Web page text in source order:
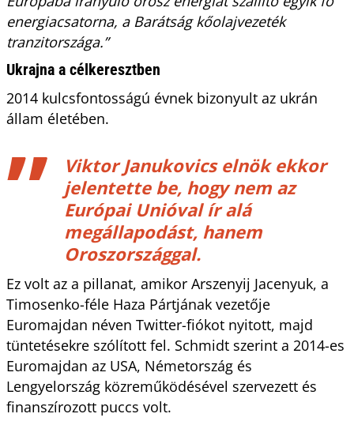
energiacsatorna, a Barátság kőolajvezeték
tranzitországa.”
Ukrajna a célkeresztben
2014 kulcsfontosságú évnek bizonyult az ukrán
állam életében.
Viktor Janukovics elnök ekkor
jelentette be, hogy nem az
Európai Unióval ír alá
megállapodást, hanem
Oroszországgal.
Ez volt az a pillanat, amikor Arszenyij Jacenyuk, a
Timosenko-féle Haza Pártjának vezetője
Euromajdan néven Twitter-fiókot nyitott, majd
tüntetésekre szólított fel. Schmidt szerint a 2014-es
Euromajdan az USA, Németország és
Lengyelország közreműködésével szervezett és
finanszírozott puccs volt.